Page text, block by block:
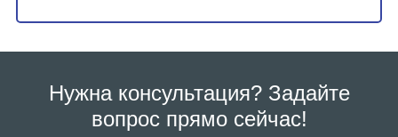
Нужна консультация? Задайте
вопрос прямо сейчас!